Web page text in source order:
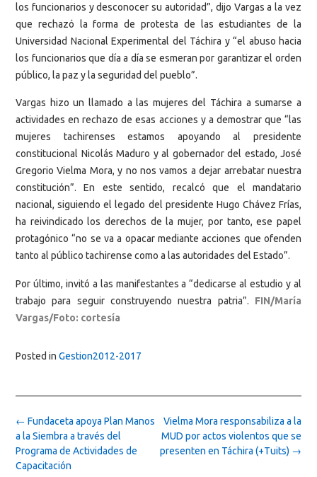
los funcionarios y desconocer su autoridad”, dijo Vargas a la vez
que rechazó la forma de protesta de las estudiantes de la
Universidad Nacional Experimental del Táchira y “el abuso hacia
los funcionarios que día a día se esmeran por garantizar el orden
público, la paz y la seguridad del pueblo”.
Vargas hizo un llamado a las mujeres del Táchira a sumarse a
actividades en rechazo de esas acciones y a demostrar que “las
mujeres tachirenses estamos apoyando al presidente
constitucional Nicolás Maduro y al gobernador del estado, José
Gregorio Vielma Mora, y no nos vamos a dejar arrebatar nuestra
constitución”. En este sentido, recalcó que el mandatario
nacional, siguiendo el legado del presidente Hugo Chávez Frías,
ha reivindicado los derechos de la mujer, por tanto, ese papel
protagónico “no se va a opacar mediante acciones que ofenden
tanto al público tachirense como a las autoridades del Estado”.
Por último, invitó a las manifestantes a “dedicarse al estudio y al
trabajo para seguir construyendo nuestra patria”. FIN/María
Vargas/Foto: cortesía
Posted in Gestion2012-2017
Post
navigation
Vielma Mora responsabiliza a la
MUD por actos violentos que se
presenten en Táchira (+Tuits) →
← Fundaceta apoya Plan Manos
a la Siembra a través del
Programa de Actividades de
Capacitación